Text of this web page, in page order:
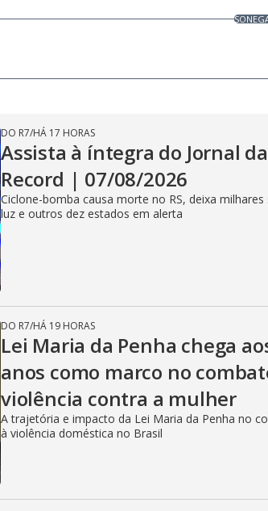
DO R7/HÁ 17 HORAS
Assista à íntegra do Jornal da
Record | 07/08/2026
Ciclone-bomba causa morte no RS, deixa milhares
luz e outros dez estados em alerta
DO R7/HÁ 19 HORAS
Lei Maria da Penha chega
anos como marco no
violência contra a mulher
A trajetória e impacto da Lei Maria da Penha no
à violência doméstica no Brasil